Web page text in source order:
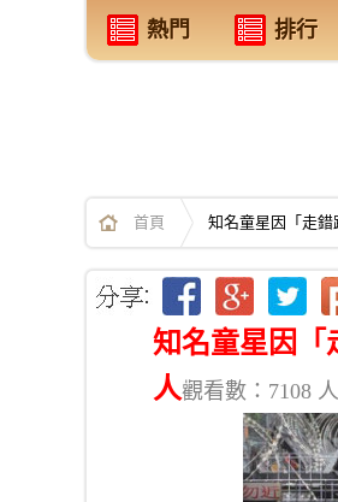
熱門 排行
首頁 知名童星因「走錯
知名童星因「
人觀看數：7108 人